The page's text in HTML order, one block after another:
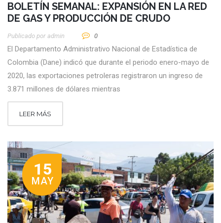
BOLETÍN SEMANAL: EXPANSIÓN EN LA RED
DE GAS Y PRODUCCIÓN DE CRUDO
Publicado por Admin 0
El Departamento Administrativo Nacional de Estadística de
Colombia (Dane) indicó que durante el periodo enero-mayo de
2020, las exportaciones petroleras registraron un ingreso de
3.871 millones de dólares mientras
LEER MÁS
15
MAY